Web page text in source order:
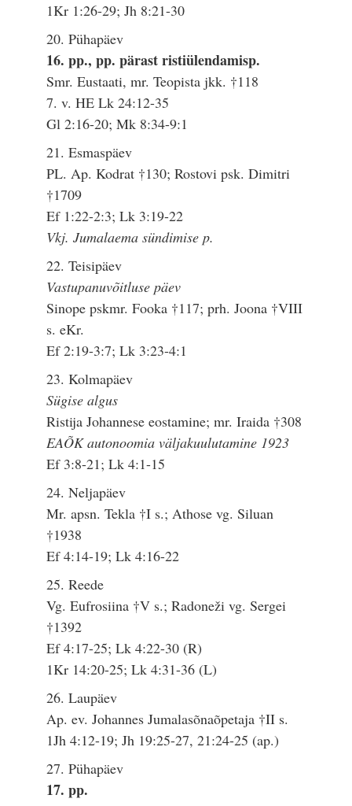
1Kr 1:26-29; Jh 8:21-30
20. Pühapäev
16. pp., pp. pärast ristiülendamisp.
Smr. Eustaati, mr. Teopista jkk. †118
7. v. HE Lk 24:12-35
Gl 2:16-20; Mk 8:34-9:1
21. Esmaspäev
PL. Ap. Kodrat †130; Rostovi psk. Dimitri
†1709
Ef 1:22-2:3; Lk 3:19-22
Vkj. Jumalaema sündimise p.
22. Teisipäev
Vastupanuvõitluse päev
Sinope pskmr. Fooka †117; prh. Joona †VIII
s. eKr.
Ef 2:19-3:7; Lk 3:23-4:1
23. Kolmapäev
Sügise algus
Ristija Johannese eostamine; mr. Iraida †308
EAÕK autonoomia väljakuulutamine 1923
Ef 3:8-21; Lk 4:1-15
24. Neljapäev
Mr. apsn. Tekla †I s.; Athose vg. Siluan
†1938
Ef 4:14-19; Lk 4:16-22
25. Reede
Vg. Eufrosiina †V s.; Radoneži vg. Sergei
†1392
Ef 4:17-25; Lk 4:22-30 (R)
1Kr 14:20-25; Lk 4:31-36 (L)
26. Laupäev
Ap. ev. Johannes Jumalasõnaõpetaja †II s.
1Jh 4:12-19; Jh 19:25-27, 21:24-25 (ap.)
27. Pühapäev
17. pp.